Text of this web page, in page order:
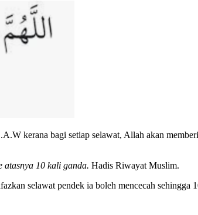
kerana bagi setiap selawat, Allah akan
atasnya 10 kali ganda. Hadis Riwayat Muslim.
selawat pendek ia boleh mencecah sehingga